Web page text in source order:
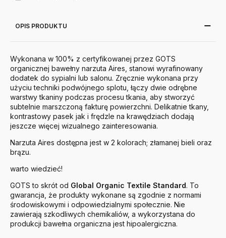
OPIS PRODUKTU
Wykonana w 100% z certyfikowanej przez GOTS
organicznej bawełny narzuta Aires, stanowi wyrafinowany
dodatek do sypialni lub salonu. Zręcznie wykonana przy
użyciu techniki podwójnego splotu, łączy dwie odrębne
warstwy tkaniny podczas procesu tkania, aby stworzyć
subtelnie marszczoną fakturę powierzchni. Delikatnie tkany,
kontrastowy pasek jak i frędzle na krawędziach dodają
jeszcze więcej wizualnego zainteresowania.
Narzuta Aires dostępna jest w 2 kolorach; złamanej bieli oraz
brązu.
warto wiedzieć!
GOTS to skrót od Global Organic Textile Standard. To
gwarancja, że produkty wykonane są zgodnie z normami
środowiskowymi i odpowiedzialnymi społecznie. Nie
zawierają szkodliwych chemikaliów, a wykorzystana do
produkcji bawełna organiczna jest hipoalergiczna.